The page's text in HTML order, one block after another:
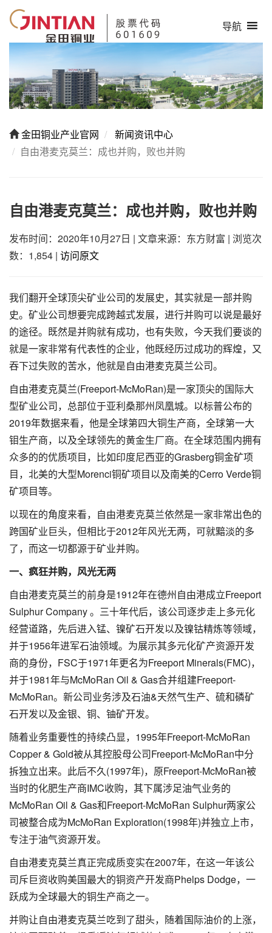
导航
金田铜业产业官网
新闻资讯中心
自由港麦克莫兰：成也并购，败也并购
自由港麦克莫兰：成也并购，败也并购
发布时间：2020年10月27日 | 文章来源：东方财富 | 浏览次
数：1,854 | 访问原文
我们翻开全球顶尖矿业公司的发展史，其实就是一部并购
史。矿业公司想要完成跨越式发展，进行并购可以说是最好
的途径。既然是并购就有成功，也有失败，今天我们要谈的
就是一家非常有代表性的企业，他既经历过成功的辉煌，又
吞下过失败的苦水，他就是自由港麦克莫兰公司。
自由港麦克莫兰(Freeport-McMoRan)是一家顶尖的国际大
型矿业公司，总部位于亚利桑那州凤凰城。以标普公布的
2019年数据来看，他是全球第四大铜生产商，全球第一大
钼生产商，以及全球领先的黄金生厂商。在全球范围内拥有
众多的的优质项目，比如印度尼西亚的Grasberg铜金矿项
目，北美的大型Morenci铜矿项目以及南美的Cerro Verde铜
矿项目等。
以现在的角度来看，自由港麦克莫兰依然是一家非常出色的
跨国矿业巨头，但相比于2012年风光无两，可就黯淡的多
了，而这一切都源于矿业并购。
一、疯狂并购，风光无两
自由港麦克莫兰的前身是1912年在德州自由港成立Freeport
Sulphur Company 。三十年代后，该公司逐步走上多元化
经营道路，先后进入锰、镍矿石开发以及镍钴精炼等领域，
并于1956年进军石油领域。为展示其多元化矿产资源开发
商的身份，FSC于1971年更名为Freeport Minerals(FMC)，
并于1981年与McMoRan Oil & Gas合并组建Freeport-
McMoRan。新公司业务涉及石油&天然气生产、硫和磷矿
石开发以及金银、铜、铀矿开发。
随着业务重要性的持续凸显，1995年Freeport-McMoRan
Copper & Gold被从其控股母公司Freeport-McMoRan中分
拆独立出来。此后不久(1997年)，原Freeport-McMoRan被
当时的化肥生产商IMC收购，其下属涉足油气业务的
McMoRan Oil & Gas和Freeport-McMoRan Sulphur两家公
司被整合成为McMoRan Exploration(1998年)并独立上市，
专注于油气资源开发。
自由港麦克莫兰真正完成质变实在2007年，在这一年该公
司斥巨资收购美国最大的铜资产开发商Phelps Dodge，一
跃成为全球最大的铜生产商之一。
并购让自由港麦克莫兰吃到了甜头，随着国际油价的上涨，